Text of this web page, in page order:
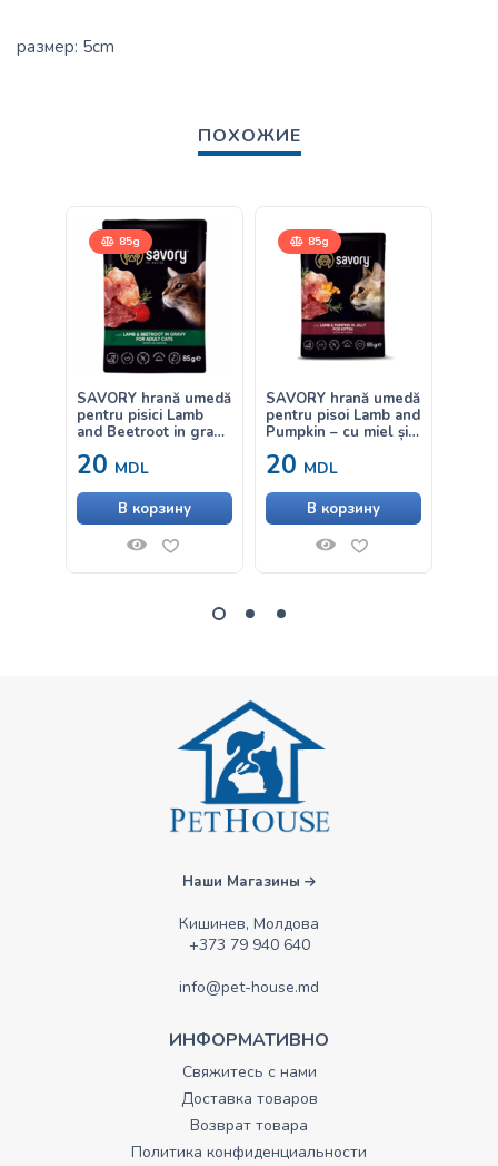
размер: 5cm
ПОХОЖИЕ
85g
SAVORY hrană umedă
pentru pisici Lamb
and Beetroot in gravy
sos 85g
20 MDL
В корзину
85g
SAVORY hrană umedă
pentru pisoi Lamb and
Pumpkin – cu miel și
20 MDL
В корзину
Наши Магазины
Кишинев, Молдова
+373 79 940 640
info@pet-house.md
ИНФОРМАТИВНО
Свяжитесь с нами
Доставка товаров
Возврат товара
Политика конфиденциальности